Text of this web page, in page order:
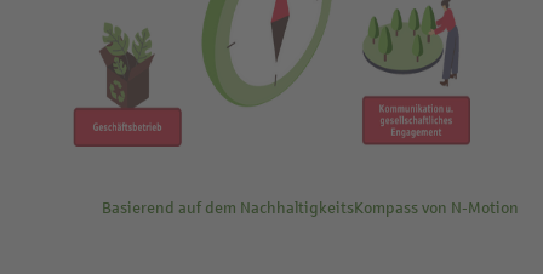
Basierend auf dem NachhaltigkeitsKompass von N-Motion